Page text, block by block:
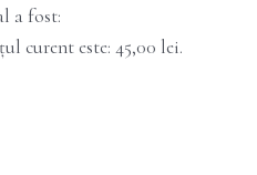
a fost:
curent este: 45,00 lei.